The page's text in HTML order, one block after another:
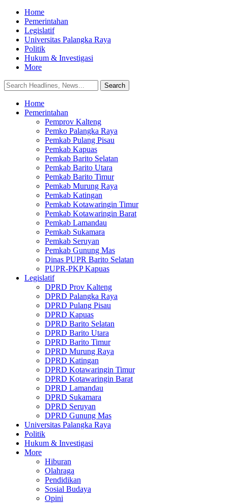
Home
Pemerintahan
Legislatif
Universitas Palangka Raya
Politik
Hukum & Investigasi
More
Home
Pemerintahan
Pemprov Kalteng
Pemko Palangka Raya
Pemkab Pulang Pisau
Pemkab Kapuas
Pemkab Barito Selatan
Pemkab Barito Utara
Pemkab Barito Timur
Pemkab Murung Raya
Pemkab Katingan
Pemkab Kotawaringin Timur
Pemkab Kotawaringin Barat
Pemkab Lamandau
Pemkab Sukamara
Pemkab Seruyan
Pemkab Gunung Mas
Dinas PUPR Barito Selatan
PUPR-PKP Kapuas
Legislatif
DPRD Prov Kalteng
DPRD Palangka Raya
DPRD Pulang Pisau
DPRD Kapuas
DPRD Barito Selatan
DPRD Barito Utara
DPRD Barito Timur
DPRD Murung Raya
DPRD Katingan
DPRD Kotawaringin Timur
DPRD Kotawaringin Barat
DPRD Lamandau
DPRD Sukamara
DPRD Seruyan
DPRD Gunung Mas
Universitas Palangka Raya
Politik
Hukum & Investigasi
More
Hiburan
Olahraga
Pendidikan
Sosial Budaya
Opini